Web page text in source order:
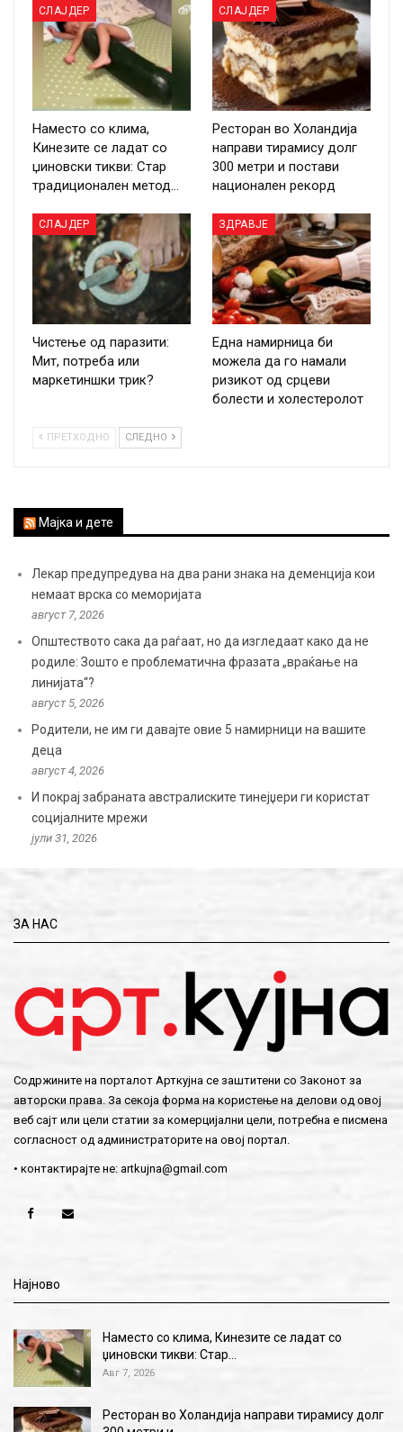
СЛАЈДЕР
Наместо со клима,
Кинезите се ладат со
џиновски тикви: Стар
традиционален метод…
СЛАЈДЕР
Ресторан во Холандија
направи тирамису долг
300 метри и постави
национален рекорд
СЛАЈДЕР
Чистење од паразити:
Мит, потреба или
маркетиншки трик?
ЗДРАВЈЕ
Една намирница би
можела да го намали
ризикот од срцеви
болести и холестеролот
ПРЕТХОДНО СЛЕДНО
Мајка и дете
Лекар предупредува на два рани знака на деменција кои
немаат врска со меморијата
август 7, 2026
Општеството сака да раѓаат, но да изгледаат како да не
родиле: Зошто е проблематична фразата „враќање на
линијата“?
август 5, 2026
Родители, не им ги давајте овие 5 намирници на вашите
деца
август 4, 2026
И покрај забраната австралиските тинејџери ги користат
социјалните мрежи
јули 31, 2026
ЗА НАС
Содржините на порталот Арткујна се заштитени со Законот за
авторски права. За секоја форма на користење на делови од овој
веб сајт или цели статии за комерцијални цели, потребна е писмена
согласност од администраторите на овој портал.
• контактирајте не: artkujna@gmail.com
Најново
Наместо со клима, Кинезите се ладат со
џиновски тикви: Стар…
Авг 7, 2026
Ресторан во Холандија направи тирамису долг